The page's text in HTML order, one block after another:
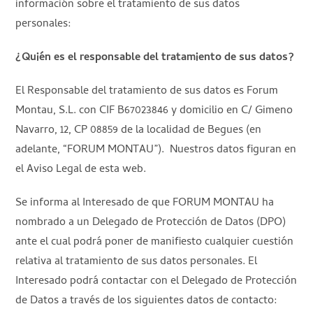
información sobre el tratamiento de sus datos
personales:
¿Quién es el responsable del tratamiento de sus datos?
El Responsable del tratamiento de sus datos es Forum
Montau, S.L. con CIF B67023846 y domicilio en C/ Gimeno
Navarro, 12, CP 08859 de la localidad de Begues (en
adelante, “FORUM MONTAU”). Nuestros datos figuran en
el Aviso Legal de esta web.
Se informa al Interesado de que FORUM MONTAU ha
nombrado a un Delegado de Protección de Datos (DPO)
ante el cual podrá poner de manifiesto cualquier cuestión
relativa al tratamiento de sus datos personales. El
Interesado podrá contactar con el Delegado de Protección
de Datos a través de los siguientes datos de contacto: